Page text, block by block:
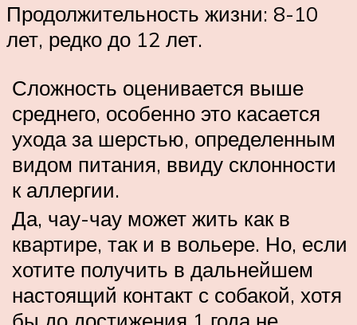
Продолжительность жизни: 8-10
лет, редко до 12 лет.
Сложность оценивается выше
среднего, особенно это касается
ухода за шерстью, определенным
видом питания, ввиду склонности
к аллергии.
Да, чау-чау может жить как в
квартире, так и в вольере. Но, если
хотите получить в дальнейшем
настоящий контакт с собакой, хотя